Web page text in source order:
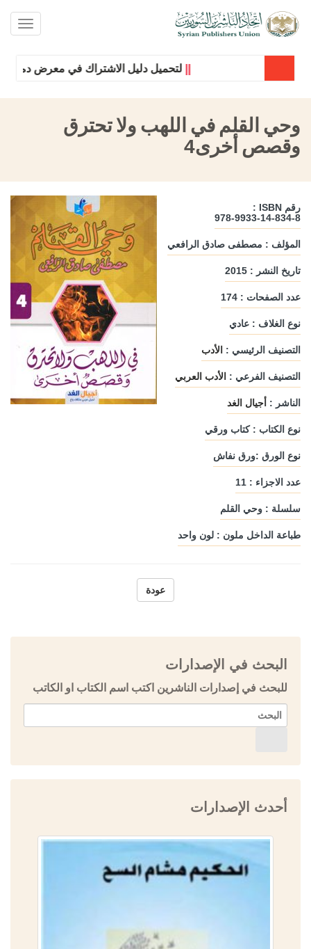
لتحميل دليل الاشتراك في معرض دمشق
وحي القلم في اللهب ولا تحترق
وقصص أخرى4
رقم ISBN :
978-9933-14-834-8
المؤلف : مصطفى صادق الرافعي
تاريخ النشر : 2015
عدد الصفحات : 174
نوع الغلاف : عادي
التصنيف الرئيسي : الأدب
التصنيف الفرعي : الأدب العربي
الناشر : أجيال الغد
نوع الكتاب : كتاب ورقي
نوع الورق :ورق نفاش
عدد الاجزاء : 11
سلسلة : وحي القلم
طباعة الداخل ملون : لون واحد
عودة
البحث في الإصدارات
للبحث في إصدارات الناشرين اكتب اسم الكتاب او الكاتب
أحدث الإصدارات